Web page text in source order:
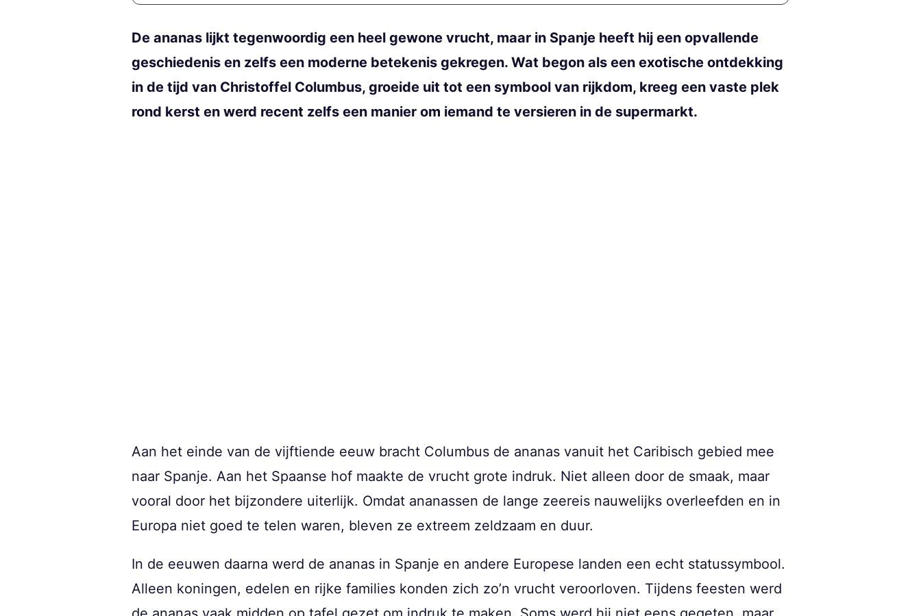
De ananas lijkt tegenwoordig een heel gewone vrucht, maar in Spanje heeft hij een opvallende
geschiedenis en zelfs een moderne betekenis gekregen. Wat begon als een exotische ontdekking
in de tijd van Christoffel Columbus, groeide uit tot een symbool van rijkdom, kreeg een vaste plek
rond kerst en werd recent zelfs een manier om iemand te versieren in de supermarkt.
Aan het einde van de vijftiende eeuw bracht Columbus de ananas vanuit het Caribisch gebied mee
naar Spanje. Aan het Spaanse hof maakte de vrucht grote indruk. Niet alleen door de smaak, maar
vooral door het bijzondere uiterlijk. Omdat ananassen de lange zeereis nauwelijks overleefden en in
Europa niet goed te telen waren, bleven ze extreem zeldzaam en duur.
In de eeuwen daarna werd de ananas in Spanje en andere Europese landen een echt statussymbool.
Alleen koningen, edelen en rijke families konden zich zo’n vrucht veroorloven. Tijdens feesten werd